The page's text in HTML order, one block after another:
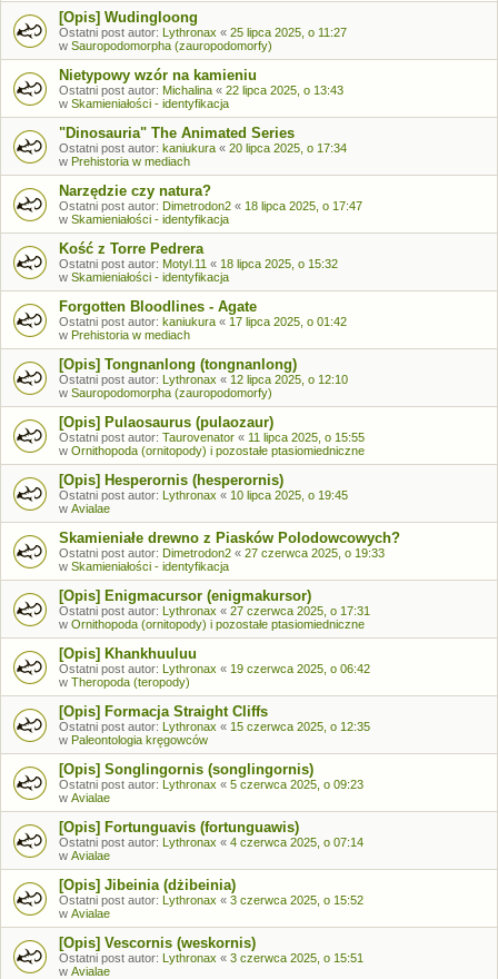
[Opis] Wudingloong
Ostatni post autor: Lythronax « 25 lipca 2025, o 11:27
w Sauropodomorpha (zauropodomorfy)
Nietypowy wzór na kamieniu
Ostatni post autor: Michalina « 22 lipca 2025, o 13:43
w Skamieniałości - identyfikacja
"Dinosauria" The Animated Series
Ostatni post autor: kaniukura « 20 lipca 2025, o 17:34
w Prehistoria w mediach
Narzędzie czy natura?
Ostatni post autor: Dimetrodon2 « 18 lipca 2025, o 17:47
w Skamieniałości - identyfikacja
Kość z Torre Pedrera
Ostatni post autor: Motyl.11 « 18 lipca 2025, o 15:32
w Skamieniałości - identyfikacja
Forgotten Bloodlines - Agate
Ostatni post autor: kaniukura « 17 lipca 2025, o 01:42
w Prehistoria w mediach
[Opis] Tongnanlong (tongnanlong)
Ostatni post autor: Lythronax « 12 lipca 2025, o 12:10
w Sauropodomorpha (zauropodomorfy)
[Opis] Pulaosaurus (pulaozaur)
Ostatni post autor: Taurovenator « 11 lipca 2025, o 15:55
w Ornithopoda (ornitopody) i pozostałe ptasiomiedniczne
[Opis] Hesperornis (hesperornis)
Ostatni post autor: Lythronax « 10 lipca 2025, o 19:45
w Avialae
Skamieniałe drewno z Piasków Polodowcowych?
Ostatni post autor: Dimetrodon2 « 27 czerwca 2025, o 19:33
w Skamieniałości - identyfikacja
[Opis] Enigmacursor (enigmakursor)
Ostatni post autor: Lythronax « 27 czerwca 2025, o 17:31
w Ornithopoda (ornitopody) i pozostałe ptasiomiedniczne
[Opis] Khankhuuluu
Ostatni post autor: Lythronax « 19 czerwca 2025, o 06:42
w Theropoda (teropody)
[Opis] Formacja Straight Cliffs
Ostatni post autor: Lythronax « 15 czerwca 2025, o 12:35
w Paleontologia kręgowców
[Opis] Songlingornis (songlingornis)
Ostatni post autor: Lythronax « 5 czerwca 2025, o 09:23
w Avialae
[Opis] Fortunguavis (fortunguawis)
Ostatni post autor: Lythronax « 4 czerwca 2025, o 07:14
w Avialae
[Opis] Jibeinia (dżibeinia)
Ostatni post autor: Lythronax « 3 czerwca 2025, o 15:52
w Avialae
[Opis] Vescornis (weskornis)
Ostatni post autor: Lythronax « 3 czerwca 2025, o 15:51
w Avialae